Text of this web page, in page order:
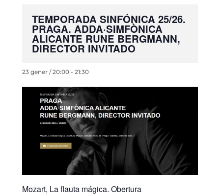
TEMPORADA SINFÓNICA 25/26.
PRAGA. ADDA·SIMFÒNICA
ALICANTE RUNE BERGMANN,
DIRECTOR INVITADO
23 gener / 20:00- 21:30
Mozart, La flauta mágica. Obertura